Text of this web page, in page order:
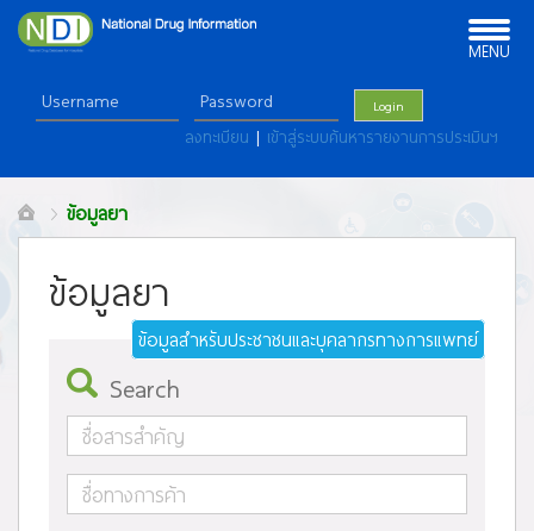
Toggle
navigation
MENU
Login
ลงทะเบียน | เข้าสู่ระบบค้นหารายงานการประเมินฯ
ข้อมูลยา
ข้อมูลยา
ข้อมูลสำหรับประชาชนและบุคลากรทางการแพทย์
Search